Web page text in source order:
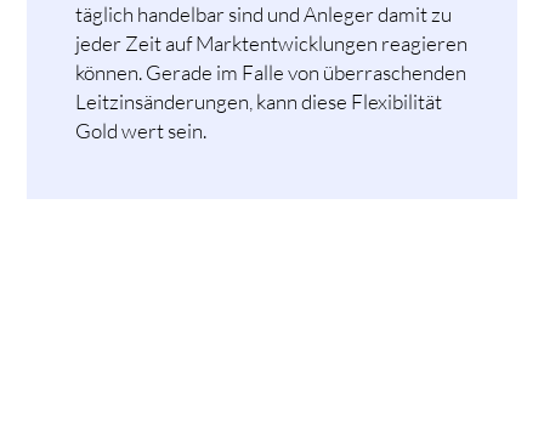
täglich handelbar sind und Anleger damit zu
jeder Zeit auf Marktentwicklungen reagieren
können. Gerade im Falle von überraschenden
Leitzinsänderungen, kann diese Flexibilität
Gold wert sein.